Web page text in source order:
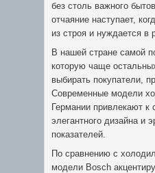
без столь важного
отчаяние наступает,
из строя и нуждается в
В нашей стране самой
которую чаще
выбирать покупатели,
Современные модели
Германии привлекают к
элегантного дизайна и
показателей.
По сравнению с
модели Bosch